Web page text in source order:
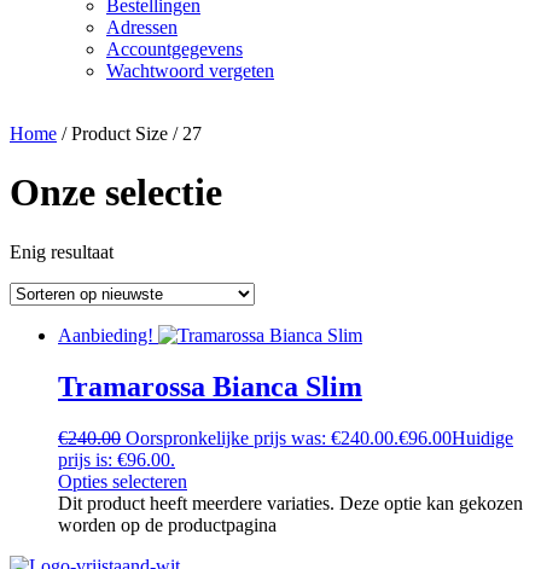
Bestellingen
Adressen
Accountgegevens
Wachtwoord vergeten
Home / Product Size / 27
Onze selectie
Enig resultaat
Aanbieding!
Tramarossa Bianca Slim
€240.00 Oorspronkelijke prijs was: €240.00.€96.00Huidige
prijs is: €96.00.
Opties selecteren
Dit product heeft meerdere variaties. Deze optie kan gekozen
worden op de productpagina